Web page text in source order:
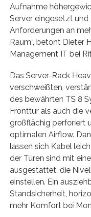
Aufnahme
Server eingesetzt
Anforderungen an
Raum“, betont Dieter
Management IT bei
Das Server-Rack
verschweißten,
des bewährten TS 8
Fronttür als auch die
großflächig perforiert
optimalen Airflow.
lassen sich Kabel
der Türen sind mit
ausgestattet, die
einstellen. Ein
Standsicherheit,
mehr Komfort bei